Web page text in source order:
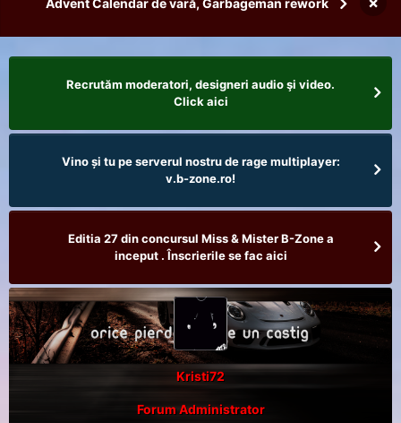
Recrutăm moderatori, designeri audio şi video.
Click aici
Vino și tu pe serverul nostru de rage multiplayer:
v.b-zone.ro!
Editia 27 din concursul Miss & Mister B-Zone a
inceput . Înscrierile se fac aici
Kristi72
Forum Administrator